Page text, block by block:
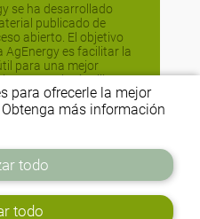
se ha desarrollado
publicado de
abierto. El objetivo
es facilitar la
para una mejor
y tecnologías libres
no tiene fines
Si no estás de
para ofrecerle la mejor
más información
todo
todo